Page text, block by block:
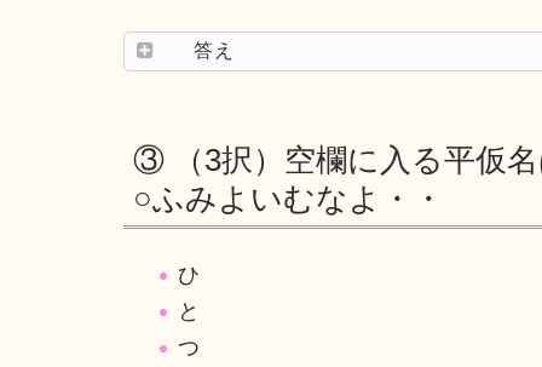
答え
③ （3択）空欄に入る平仮
○ふみよいむなよ・・
ひ
と
つ